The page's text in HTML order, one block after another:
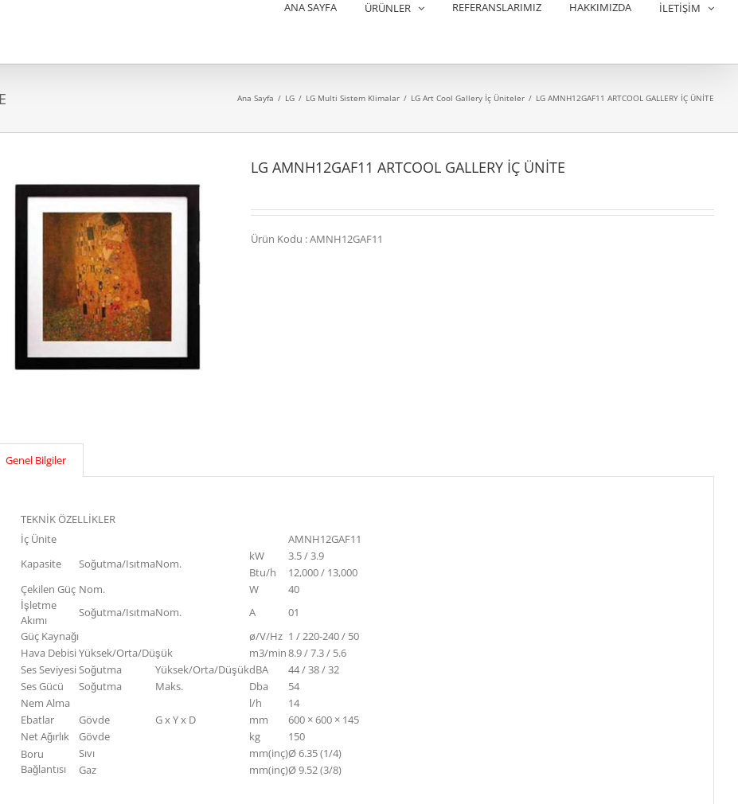
ANA SAYFA ÜRÜNLER REFERANSLARIMIZ HAKKIMIZDA İLETİŞİM
Ana Sayfa / LG / LG Multi Sistem Klimalar / LG Art Cool Gallery İç Üniteler / LG AMNH12GAF11 ARTCOOL GALLERY İÇ ÜNİTE
LG AMNH12GAF11 ARTCOOL GALLERY İÇ ÜNİTE
Ürün Kodu : AMNH12GAF11
Genel Bilgiler
TEKNİK ÖZELLİKLER
İç Ünite
AMNH12GAF11
Kapasite
Soğutma/IsıtmaNom.
kW
3.5 / 3.9
Btu/h
12,000 / 13,000
Çekilen Güç Nom. W
40
İşletme
Akımı
Soğutma/IsıtmaNom. A
01
Güç Kaynağı
ø/V/Hz 1 / 220-240 / 50
Hava DebisiYüksek/Orta/Düşük m3/min8.9 / 7.3 / 5.6
Ses SeviyesiSoğutma Yüksek/Orta/DüşükdBA
44 / 38 / 32
Ses Gücü
Soğutma Maks. Dba
54
Nem Alma
l/h
14
Ebatlar
Gövde G x Y x D mm
600 × 600 × 145
Net Ağırlık
Gövde kg
150
Boru
Bağlantısı
Sıvı mm(inç)Ø 6.35 (1/4)
Gaz
mm(inç)Ø 9.52 (3/8)